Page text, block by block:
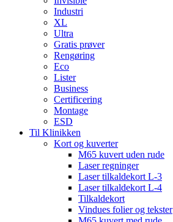
Industri
XL
Ultra
Gratis prøver
Rengøring
Eco
Lister
Business
Certificering
Montage
ESD
Til Klinikken
Kort og kuverter
M65 kuvert uden rude
Laser regninger
Laser tilkaldekort L-3
Laser tilkaldekort L-4
Tilkaldekort
Vindues folier og tekster